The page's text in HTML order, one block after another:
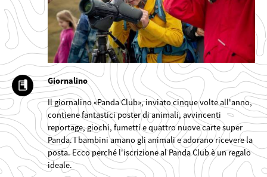
©
Giornalino
Il giornalino «Panda Club», inviato cinque volte all'anno,
contiene fantastici poster di animali, avvincenti
reportage, giochi, fumetti e quattro nuove carte super
Panda. I bambini amano gli animali e adorano ricevere la
posta. Ecco perché l'iscrizione al Panda Club è un regalo
ideale.